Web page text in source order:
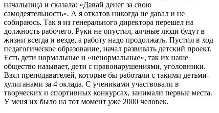
начальница и сказала: «Давай денег за свою
самодеятельность». А я откатов никогда не давал и не
собираюсь. Так я из генерального директора перешел на
должность рабочего. Руки не опустил, алчные люди будут в
жизни всегда и везде, а работу надо продолжать. Пустил в ход
педагогическое образование, начал развивать детский проект.
Есть дети нормальные и «ненормальные», так их наше
общество называет, дети с правонарушениями, уголовники.
Взял преподавателей, которые бы работали с такими детьми-
хулиганами за 4 оклада. С учениками участвовали в
творческих и спортивных конкурсах, занимали первые места.
У меня их было на тот момент уже 2000 человек.